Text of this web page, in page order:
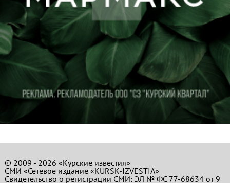
© 2009 - 2026 «Курские известия»
СМИ «Сетевое издание «KURSK-IZVESTIA»
Свидетельство о регистрации СМИ: ЭЛ № ФС 77-68634 от 9